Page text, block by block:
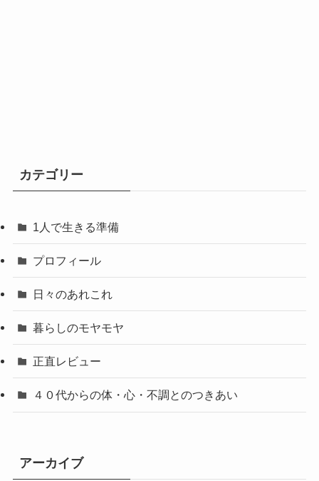
カテゴリー
1人で生きる準備
プロフィール
日々のあれこれ
暮らしのモヤモヤ
正直レビュー
４０代からの体・心・不調とのつきあい
アーカイブ